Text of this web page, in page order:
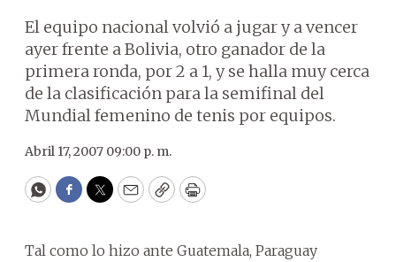
El equipo nacional volvió a jugar y a vencer
ayer frente a Bolivia, otro ganador de la
primera ronda, por 2 a 1, y se halla muy cerca
de la clasificación para la semifinal del
Mundial femenino de tenis por equipos.
Abril 17, 2007 09:00 p. m.
WhatsApp
Facebook
Twitter
EmailCopyPrint
Tal como lo hizo ante Guatemala, Paraguay